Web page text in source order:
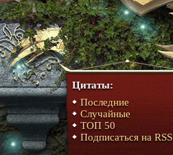
Цитаты:
Последние
Случайные
ТОП 50
Подписаться на RSS